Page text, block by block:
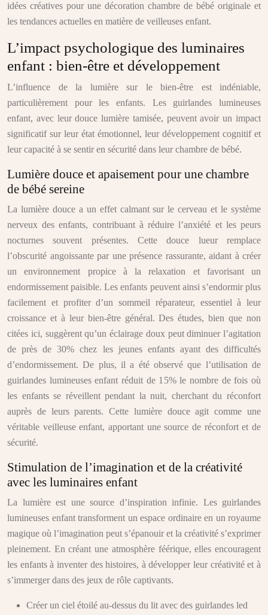
idées créatives pour une décoration chambre de bébé originale et
les tendances actuelles en matière de veilleuses enfant.
L’impact psychologique des luminaires
enfant : bien-être et développement
L’influence de la lumière sur le bien-être est indéniable,
particulièrement pour les enfants. Les guirlandes lumineuses
enfant, avec leur douce lumière tamisée, peuvent avoir un impact
significatif sur leur état émotionnel, leur développement cognitif et
leur capacité à se sentir en sécurité dans leur chambre de bébé.
Lumière douce et apaisement pour une chambre
de bébé sereine
La lumière douce a un effet calmant sur le cerveau et le système
nerveux des enfants, contribuant à réduire l’anxiété et les peurs
nocturnes souvent présentes. Cette douce lueur remplace
l’obscurité angoissante par une présence rassurante, aidant à créer
un environnement propice à la relaxation et favorisant un
endormissement paisible. Les enfants peuvent ainsi s’endormir plus
facilement et profiter d’un sommeil réparateur, essentiel à leur
croissance et à leur bien-être général. Des études, bien que non
citées ici, suggèrent qu’un éclairage doux peut diminuer l’agitation
de près de 30% chez les jeunes enfants ayant des difficultés
d’endormissement. De plus, il a été observé que l’utilisation de
guirlandes lumineuses enfant réduit de 15% le nombre de fois où
les enfants se réveillent pendant la nuit, cherchant du réconfort
auprès de leurs parents. Cette lumière douce agit comme une
véritable veilleuse enfant, apportant une source de réconfort et de
sécurité.
Stimulation de l’imagination et de la créativité
avec les luminaires enfant
La lumière est une source d’inspiration infinie. Les guirlandes
lumineuses enfant transforment un espace ordinaire en un royaume
magique où l’imagination peut s’épanouir et la créativité s’exprimer
pleinement. En créant une atmosphère féérique, elles encouragent
les enfants à inventer des histoires, à développer leur créativité et à
s’immerger dans des jeux de rôle captivants.
Créer un ciel étoilé au-dessus du lit avec des guirlandes led